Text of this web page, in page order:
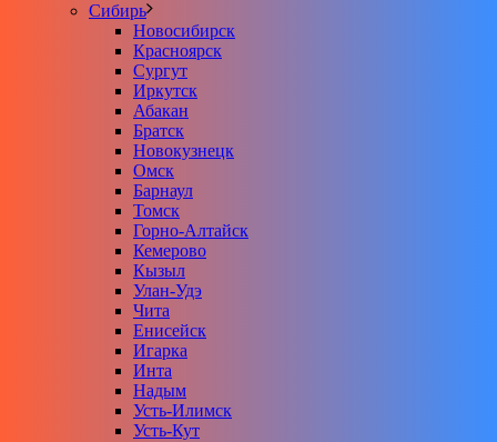
Сибирь
Новосибирск
Красноярск
Сургут
Иркутск
Абакан
Братск
Новокузнецк
Омск
Барнаул
Томск
Горно-Алтайск
Кемерово
Кызыл
Улан-Удэ
Чита
Енисейск
Игарка
Инта
Надым
Усть-Илимск
Усть-Кут